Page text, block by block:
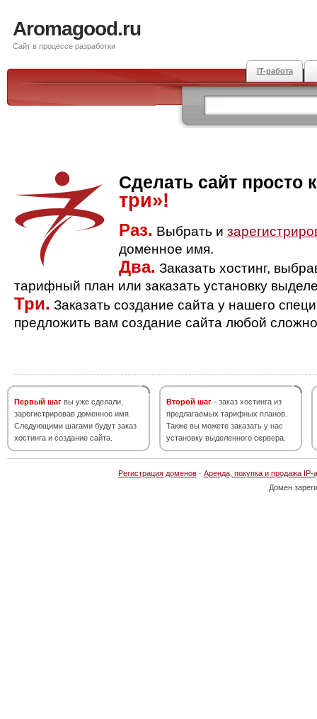
Aromagood.ru
Сайт в процессе разработки
IT-работа
Сделать сайт просто
три»!
Раз. Выбрать и
доменное имя.
Два. Заказать хостинг,
тарифный план или заказать установку
Три. Заказать создание сайта у нашего
предложить вам создание сайта любой
Первый шаг вы уже сделали,
зарегистрировав доменное имя.
Следующими шагами будут заказ
хостинга и создание сайта.
Второй шаг - заказ хостинга из
предлагаемых тарифных планов.
Также вы можете заказать у нас
установку выделенного сервера.
Регистрация доменов· Аренда, покупка и продажа IP-
Домен